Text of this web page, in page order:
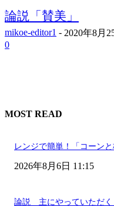
論説「賛美」
mikoe-editor1 - 2020年8月
0
MOST READ
レンジで簡単！「コーン
2026年8月6日 11:15
論説 主にやっていただく